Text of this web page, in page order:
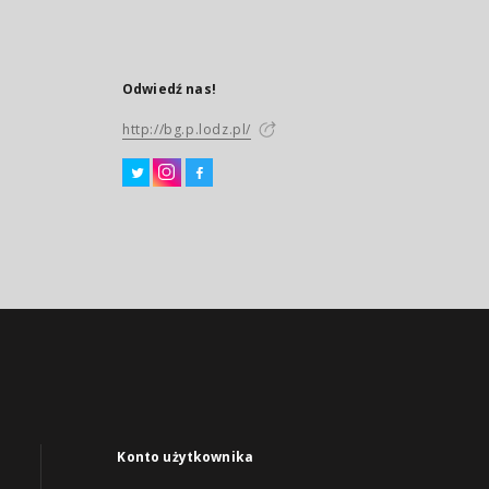
Odwiedź nas!
http://bg.p.lodz.pl/
Konto użytkownika